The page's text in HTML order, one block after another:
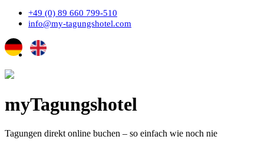
+49 (0) 89 660 799-510
info@my-tagungshotel.com
myTagungshotel
Tagungen direkt online buchen – so einfach wie noch nie